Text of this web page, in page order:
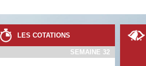
LES COTATIONS
SEMAINE 32